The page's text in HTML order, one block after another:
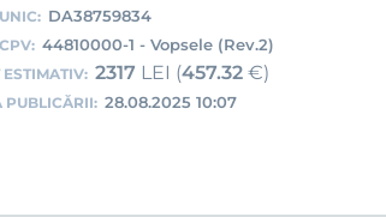
DA38759834
44810000-1 - Vopsele (Rev.2)
ESTIMATIV: 2317 LEI (457.32€)
PUBLICĂRII: 28.08.2025 10:07